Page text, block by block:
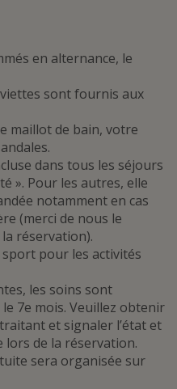
en alternance, le
sont fournis aux
maillot de bain, votre
dans tous les séjours
». Pour les autres, elle
notamment en cas
(merci de nous le
réservation).
pour les activités
les soins sont
7e mois. Veuillez obtenir
et signaler l’état et
lors de la réservation.
sera organisée sur